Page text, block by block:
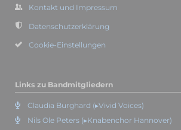
Kontakt und Impressum
Datenschutzerklärung
Cookie-Einstellungen
Links zu Bandmitgliedern
Claudia Burghard (▸Vivid Voices)
Nils Ole Peters (▸Knabenchor Hannover)